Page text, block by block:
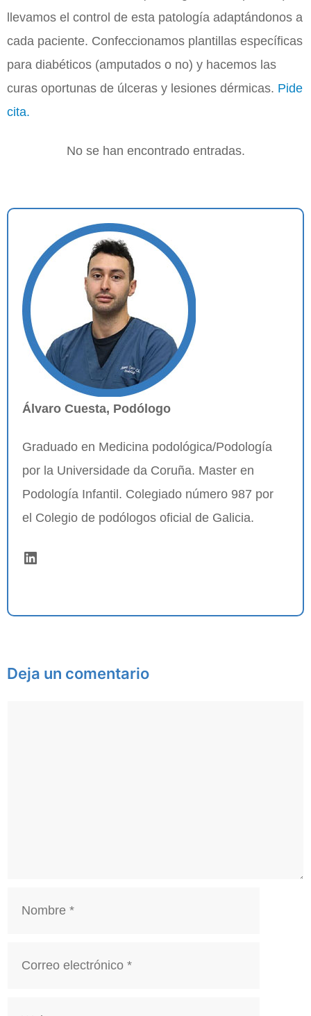
llevamos el control de esta patología adaptándonos a
cada paciente. Confeccionamos plantillas específicas
para diabéticos (amputados o no) y hacemos las
curas oportunas de úlceras y lesiones dérmicas. Pide
cita.
No se han encontrado entradas.
Álvaro Cuesta, Podólogo
Graduado en Medicina podológica/Podología
por la Universidade da Coruña. Master en
Podología Infantil. Colegiado número 987 por
el Colegio de podólogos oficial de Galicia.
LinkedIn
Deja un comentario